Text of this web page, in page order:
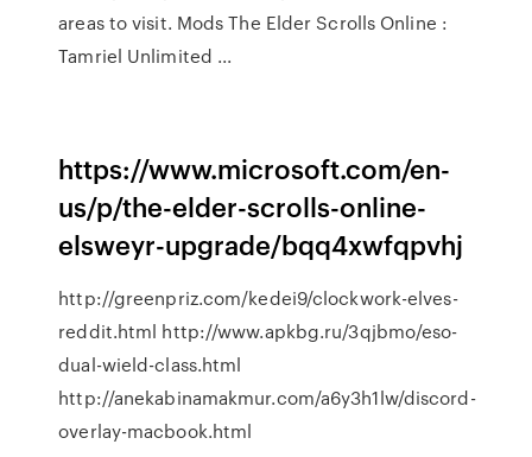
areas to visit. Mods The Elder Scrolls Online :
Tamriel Unlimited ...
https://www.microsoft.com/en-
us/p/the-elder-scrolls-online-
elsweyr-upgrade/bqq4xwfqpvhj
http://greenpriz.com/kedei9/clockwork-elves-
reddit.html http://www.apkbg.ru/3qjbmo/eso-
dual-wield-class.html
http://anekabinamakmur.com/a6y3h1lw/discord-
overlay-macbook.html